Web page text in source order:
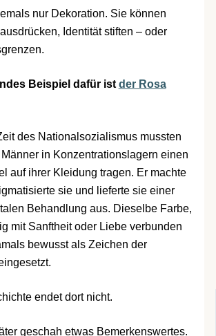
nur Dekoration. Sie können
Identität stiften – oder
Beispiel dafür ist der Rosa
des Nationalsozialismus mussten
in Konzentrationslagern einen
auf ihrer Kleidung tragen. Er machte
sie und lieferte sie einer
Behandlung aus. Dieselbe Farbe,
mit Sanftheit oder Liebe verbunden
bewusst als Zeichen der
endet dort nicht.
geschah etwas Bemerkenswertes.